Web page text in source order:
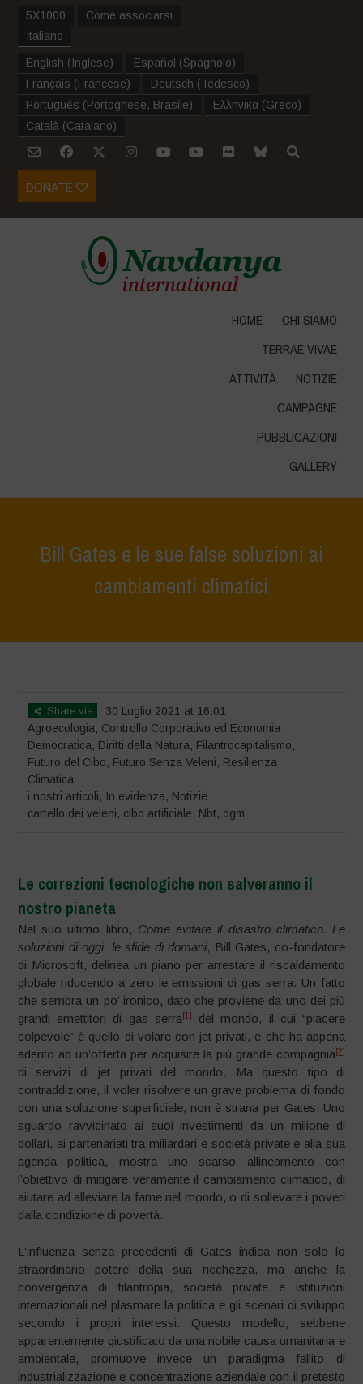
5X1000
Come associarsi
Italiano
English (Inglese) Español (Spagnolo)
Français (Francese) Deutsch (Tedesco)
Português (Portoghese, Brasile) Ελληνικα (Greco)
Català (Catalano)
DONATE
HOME
CHI SIAMO
TERRAE VIVAE
ATTIVITÀ
NOTIZIE
CAMPAGNE
PUBBLICAZIONI
GALLERY
Bill Gates e le sue false soluzioni ai
cambiamenti climatici
Share via
30 Luglio 2021 at 16:01
Agroecologia, Controllo Corporativo ed Economia
Democratica, Diritti della Natura, Filantrocapitalismo,
Futuro del Cibo, Futuro Senza Veleni, Resilienza
Climatica
i nostri articoli, In evidenza, Notizie
cartello dei veleni, cibo artificiale, Nbt, ogm
Le correzioni tecnologiche non salveranno il
nostro pianeta
Nel suo ultimo libro, Come evitare il disastro climatico. Le
soluzioni di oggi, le sfide di domani, Bill Gates, co-fondatore
di Microsoft, delinea un piano per arrestare il riscaldamento
globale riducendo a zero le emissioni di gas serra. Un fatto
che sembra un po’ ironico, dato che proviene da uno dei più
grandi emettitori di gas serra [1]
del mondo, il cui “piacere
colpevole” è quello di volare con jet privati, e che ha appena
aderito ad un’offerta per acquisire la più grande compagnia [2]
di servizi di jet privati del mondo. Ma questo tipo di
contraddizione, il voler risolvere un grave problema di fondo
con una soluzione superficiale, non è strana per Gates. Uno
sguardo ravvicinato ai suoi investimenti da un milione di
dollari, ai partenariati tra miliardari e società private e alla sua
agenda politica, mostra uno scarso allineamento con
l’obiettivo di mitigare veramente il cambiamento climatico, di
aiutare ad alleviare la fame nel mondo, o di sollevare i poveri
dalla condizione di povertà.
L’influenza senza precedenti di Gates indica non solo lo
straordinario potere della sua ricchezza, ma anche la
convergenza di filantropia, società private e istituzioni
internazionali nel plasmare la politica e gli scenari di sviluppo
secondo i propri interessi. Questo modello, sebbene
apparentemente giustificato da una nobile causa umanitaria e
ambientale, promuove invece un paradigma fallito di
industrializzazione e concentrazione aziendale con il pretesto